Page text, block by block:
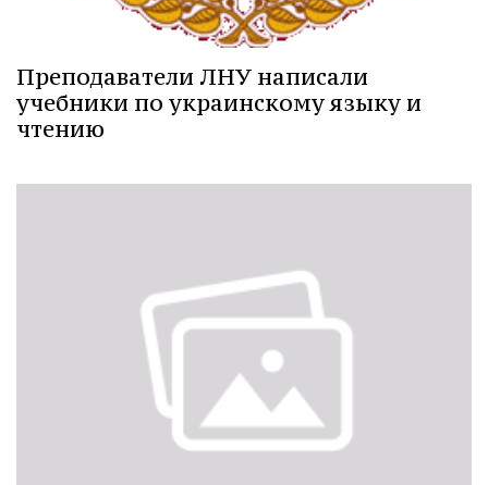
Преподаватели ЛНУ написали
учебники по украинскому языку и
чтению